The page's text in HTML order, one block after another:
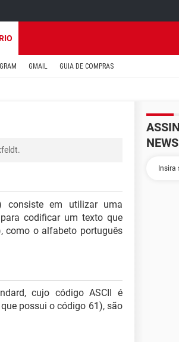
GMAIL GUIA DE COMPRAS
consiste em utilizar uma
codificar um texto que
como o alfabeto português
cujo código ASCII é
possui o código 61), são